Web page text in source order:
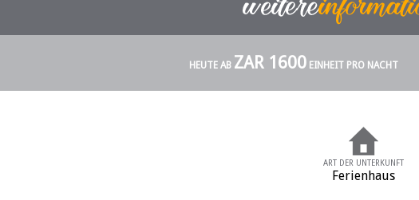
HEUTE AB ZAR 1600 EINHEIT PRO NACHT
ART DER UNTERKUNFT
Ferienhaus